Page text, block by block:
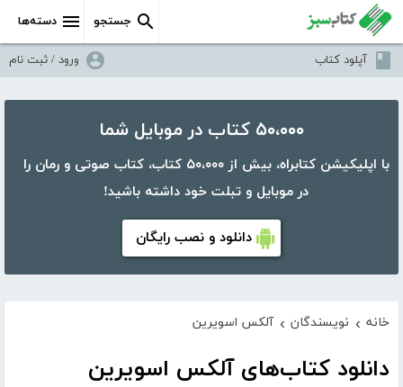
دسته‌ها جستجو
آپلود کتاب ورود / ثبت نام
۵۰،۰۰۰ کتاب در موبایل شما
با اپلیکیشن کتابراه، بیش از ۵۰،۰۰۰ کتاب، کتاب صوتی و رمان را
در موبایل و تبلت خود داشته باشید!
دانلود و نصب رایگان
خانه › نویسندگان › آلکس اسویرین
دانلود کتاب‌های آلکس اسویرین